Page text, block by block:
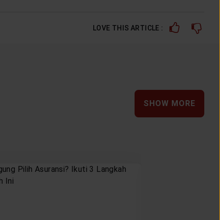
LOVE THIS ARTICLE :
SHOW MORE